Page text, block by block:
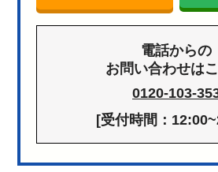
電話からの
お問い合わせは
0120-103-
[受付時間：